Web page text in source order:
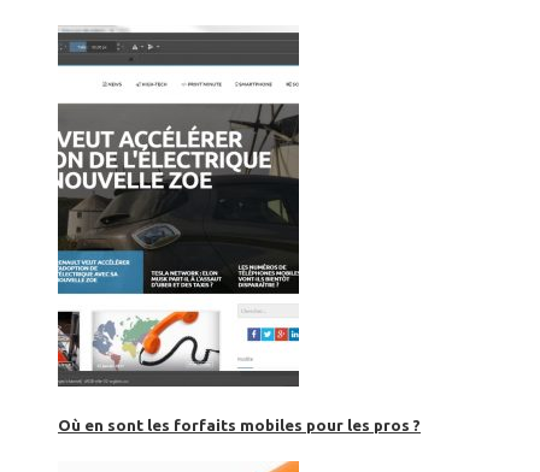
Où en sont les forfaits mobiles pour les pros ?